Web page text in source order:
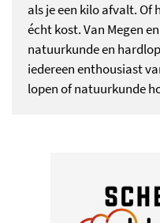
als je een kilo afvalt. Of
écht kost. Van Megen
natuurkunde en
iedereen enthousiast
lopen of natuurkunde